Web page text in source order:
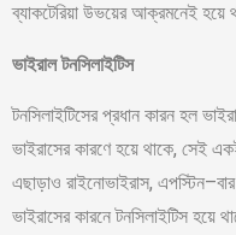
ব্যাকটেরিয়া উভয়ের আক্রমনেই হয়ে
ভাইরাল টনসিলাইটিস
টনসিলাইটিসের প্রধান কারন হল
ভাইরাসের কারণে হয়ে থাকে, সেই
এছাড়াও রাইনোভাইরাস,
ভাইরাসের কারনে টনসিলাইটিস হয়ে